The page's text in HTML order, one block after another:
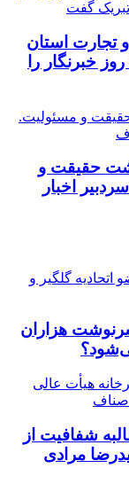
تجارت استان
۱۷مرداد ماه روز خبرنگار را
حقیقت و
اخبار
سرنوشت هزاران
شفافیت از
مرادی